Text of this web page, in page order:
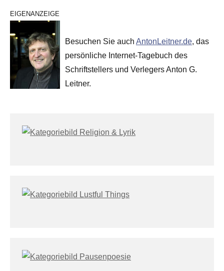
EIGENANZEIGE
Besuchen Sie auch AntonLeitner.de, das
persönliche Internet-Tagebuch des
Schriftstellers und Verlegers Anton G.
Leitner.